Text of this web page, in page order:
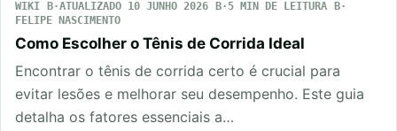
WIKI ATUALIZADO 10 JUNHO 2026
5 MIN DE LEITURA
FELIPE NASCIMENTO
Como Escolher o Tênis de Corrida Ideal
Encontrar o tênis de corrida certo é crucial para
evitar lesões e melhorar seu desempenho. Este guia
detalha os fatores essenciais a…